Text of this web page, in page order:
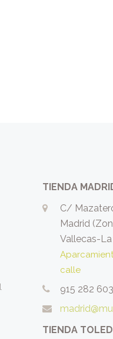
TIENDA
C/
Madrid
Vallecas-La
calle
915 282 603
TIENDA